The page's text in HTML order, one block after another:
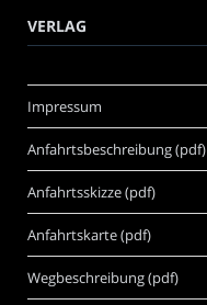
VERLAG
Impressum
Anfahrtsbeschreibung (pdf)
Anfahrtsskizze (pdf)
Anfahrtskarte (pdf)
Wegbeschreibung (pdf)